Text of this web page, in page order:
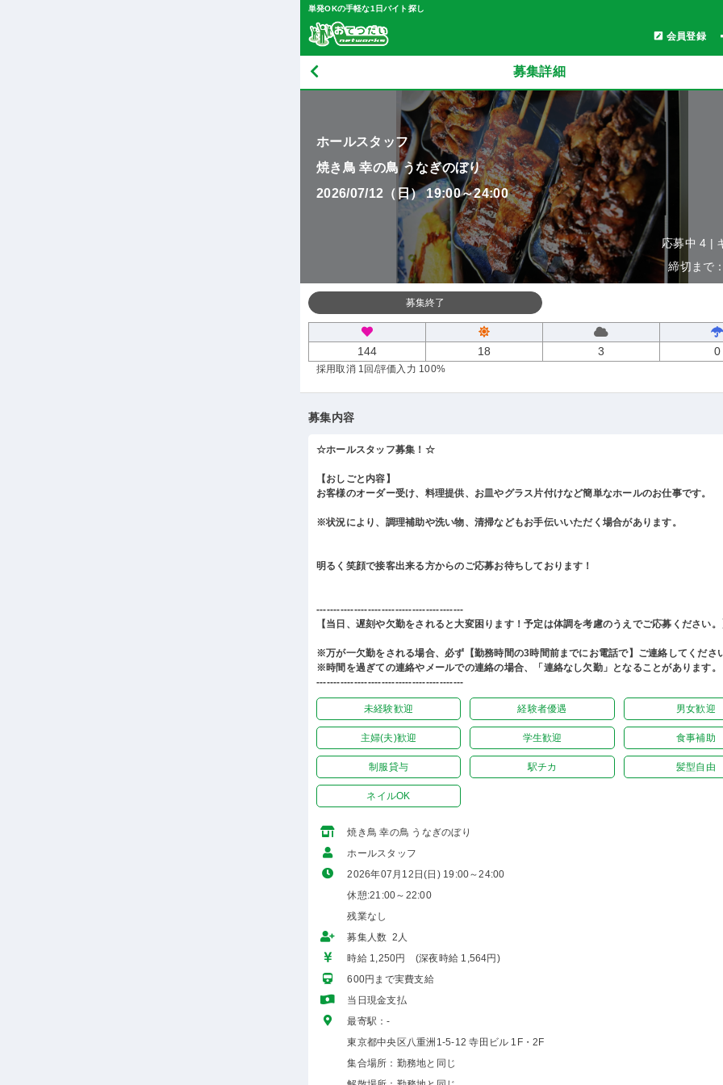
単発OKの手軽な1日バイト探し
会員登録
募集詳細
ホールスタッフ
焼き鳥 幸の鳥 うなぎのぼり
2026/07/12（日） 19:00～24:00
応募中 4 |
締切まで
募集終了
144 18 3 0
採用取消 1回 /評価入力 100%
募集内容
☆ホールスタッフ募集！☆
【おしごと内容】
お客様のオーダー受け、料理提供、お皿やグラス片付けなど簡単なホールのお仕事です。
※状況により、調理補助や洗い物、清掃などもお手伝いいただく場合があります。
明るく笑顔で接客出来る方からのご応募お待ちしております！
-------------------------------------------
【当日、遅刻や欠勤をされると大変困ります！予定は体調を考慮のうえでご応募ください
※万が一欠勤をされる場合、必ず【勤務時間の3時間前までにお電話で】ご連絡してくださ
※時間を過ぎての連絡やメールでの連絡の場合、「連絡なし欠勤」となることがあります。
-------------------------------------------
未経験歓迎 経験者優遇 男女歓迎
主婦(夫)歓迎 学生歓迎 食事補助
制服貸与 駅チカ 髪型自由
ネイルOK
焼き鳥 幸の鳥 うなぎのぼり
ホールスタッフ
2026年07月12日(日) 19:00～24:00
休憩:21:00～22:00
残業なし
募集人数 2人
時給 1,250円 (深夜時給 1,564円)
600円まで実費支給
当日現金支払
最寄駅：-
東京都中央区八重洲1-5-12 寺田ビル 1F・2F
集合場所：勤務地と同じ